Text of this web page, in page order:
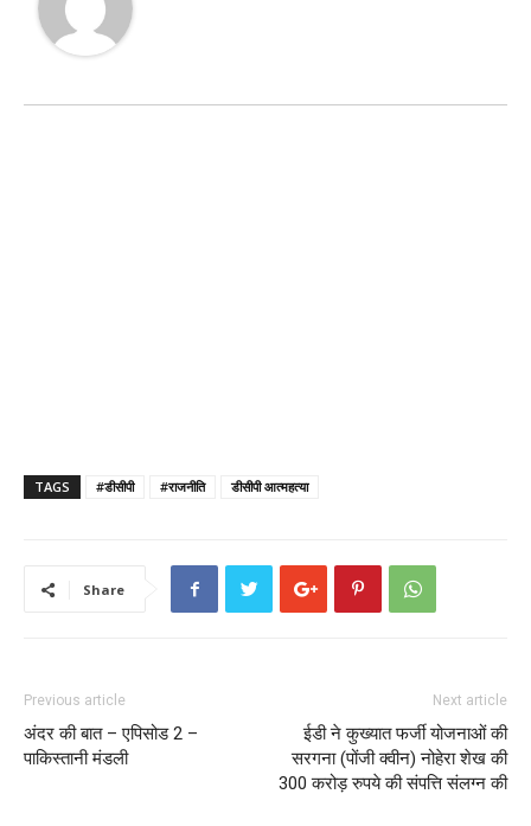
TAGS #डीसीपी #राजनीति डीसीपी आत्महत्या
Share
Previous article
अंदर की बात – एपिसोड 2 –
पाकिस्तानी मंडली
Next article
ईडी ने कुख्यात फर्जी योजनाओं की
सरगना (पोंजी क्वीन) नोहेरा शेख की
300 करोड़ रुपये की संपत्ति संलग्न की